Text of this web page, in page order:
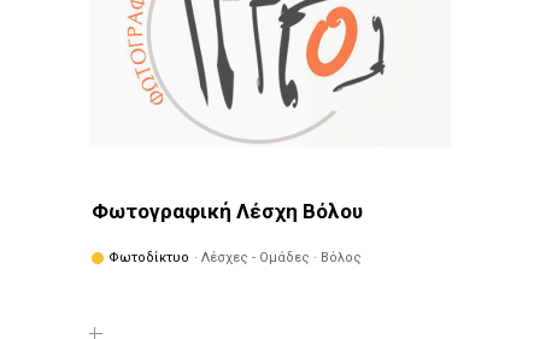
Φωτογραφική Λέσχη Βόλου
Φωτοδίκτυο · Λέσχες - Ομάδες · Βόλος